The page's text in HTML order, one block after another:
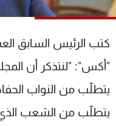
كتب الرئيس السابق
"أكس": "لنتذكر أن
يتطلّب من النواب
يتطلّب من الشعب
البرامج
جدول البرامج
شاهد البرامج
الترددات
عن MTV
الإنـتـاج
لاعلاناتكم